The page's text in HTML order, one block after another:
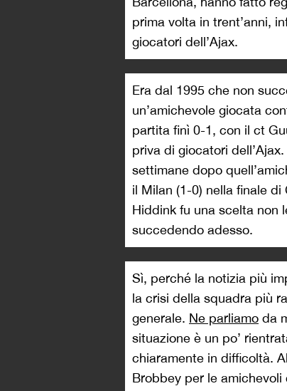
prima volta in trent’anni,
giocatori dell’Ajax.
Era dal 1995 che non
un’amichevole giocata
partita finì 0-1, con il ct
priva di giocatori
settimane dopo
il Milan (1-0) nella finale
Hiddink fu una scelta non
succedendo adesso.
Sì, perché la notizia più
la crisi della squadra più
generale. Ne parliamo da
situazione è un po’
chiaramente in difficoltà.
Brobbey per le